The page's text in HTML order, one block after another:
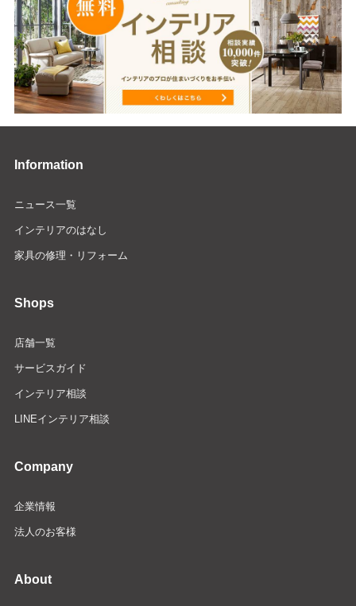
Information
ニュース一覧
インテリアのはなし
家具の修理・リフォーム
Shops
店舗一覧
サービスガイド
インテリア相談
LINEインテリア相談
Company
企業情報
法人のお客様
About